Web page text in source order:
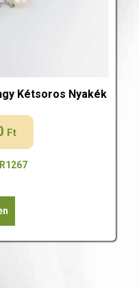
Kétsoros Nyakék
Ft